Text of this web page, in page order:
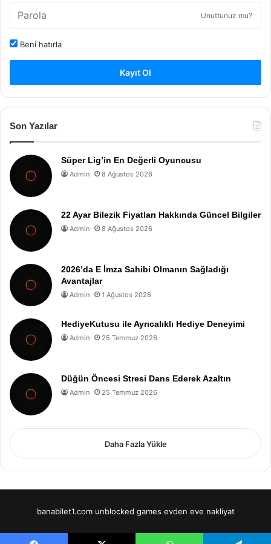
Unuttunuz mu?
Beni hatırla
Kayıt Ol
Son Yazılar
Süper Lig’in En Değerli Oyuncusu
Admin 8 Ağustos 2026
22 Ayar Bilezik Fiyatları Hakkında Güncel Bilgiler
Admin 8 Ağustos 2026
2026’da E İmza Sahibi Olmanın Sağladığı
Avantajlar
Admin 1 Ağustos 2026
HediyeKutusu ile Ayrıcalıklı Hediye Deneyimi
Admin 25 Temmuz 2026
Düğün Öncesi Stresi Dans Ederek Azaltın
Admin 25 Temmuz 2026
Daha Fazla Yükle
banabilet1.com unblocked games evden eve nakliyat